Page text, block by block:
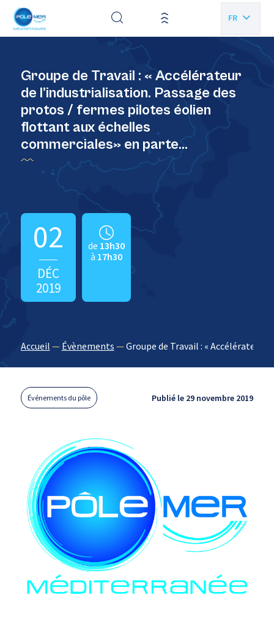
FR
Groupe de Travail : « Accélérateur
de l’industrialisation. Passage des
protos / fermes pilotes éolien
flottant aux échelles
commerciales» en parte…
02
DÉC
2019
de 13h30
à 17h30
Accueil — Évènements —Groupe de Travail : «
Événements du pôle Publié le 29 novembre 2019
Panneau de gestion des cookies